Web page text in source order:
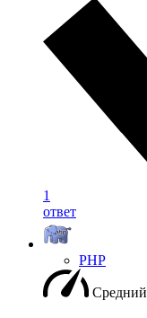
1
ответ
PHP
Средний